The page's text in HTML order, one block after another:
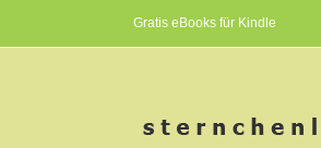
Gratis eBooks für Kindle